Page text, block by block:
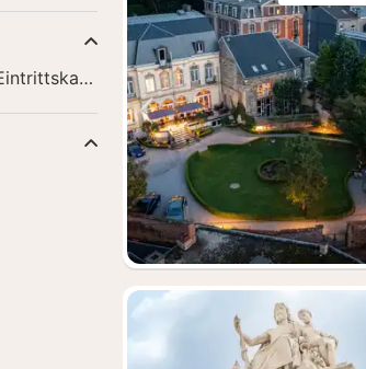
Vorheriges Bild
Coo Ardennen: Eintrittskarte
(2)